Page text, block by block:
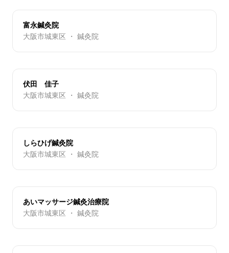
富永鍼灸院
大阪市城東区 ・ 鍼灸院
伏田 佳子
大阪市城東区 ・ 鍼灸院
しらひげ鍼灸院
大阪市城東区 ・ 鍼灸院
あいマッサージ鍼灸治療院
大阪市城東区 ・ 鍼灸院